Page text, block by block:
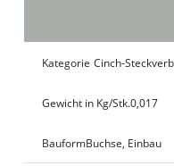
Kategorie Cinch-
Gewicht in Kg/Stk.0,017
BauformBuchse, Einbau